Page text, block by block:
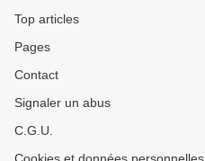
Top articles
Pages
Contact
Signaler un abus
C.G.U.